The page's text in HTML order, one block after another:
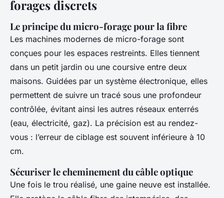
forages discrets
Le principe du micro-forage pour la fibre
Les machines modernes de micro-forage sont
conçues pour les espaces restreints. Elles tiennent
dans un petit jardin ou une coursive entre deux
maisons. Guidées par un système électronique, elles
permettent de suivre un tracé sous une profondeur
contrôlée, évitant ainsi les autres réseaux enterrés
(eau, électricité, gaz). La précision est au rendez-
vous : l’erreur de ciblage est souvent inférieure à 10
cm.
Sécuriser le cheminement du câble optique
Une fois le trou réalisé, une gaine neuve est installée.